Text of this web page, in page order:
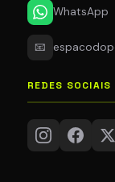
WhatsApp
📧
REDES SOCIAIS